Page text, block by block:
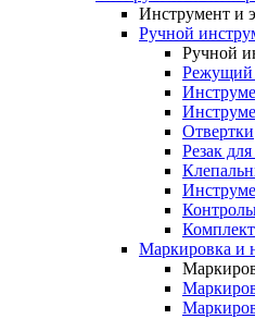
Инструмент и
Ручной
Ручной
Режущий
Отвертки
Резак
Маркировка и